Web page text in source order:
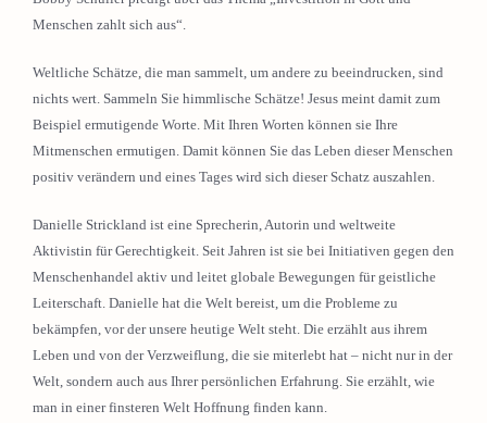
Menschen zahlt sich aus“.
Weltliche Schätze, die man sammelt, um andere zu beeindrucken, sind
nichts wert. Sammeln Sie himmlische Schätze! Jesus meint damit zum
Beispiel ermutigende Worte. Mit Ihren Worten können sie Ihre
Mitmenschen ermutigen. Damit können Sie das Leben dieser Menschen
positiv verändern und eines Tages wird sich dieser Schatz auszahlen.
Danielle Strickland ist eine Sprecherin, Autorin und weltweite
Aktivistin für Gerechtigkeit. Seit Jahren ist sie bei Initiativen gegen den
Menschenhandel aktiv und leitet globale Bewegungen für geistliche
Leiterschaft. Danielle hat die Welt bereist, um die Probleme zu
bekämpfen, vor der unsere heutige Welt steht. Die erzählt aus ihrem
Leben und von der Verzweiflung, die sie miterlebt hat – nicht nur in der
Welt, sondern auch aus Ihrer persönlichen Erfahrung. Sie erzählt, wie
man in einer finsteren Welt Hoffnung finden kann.